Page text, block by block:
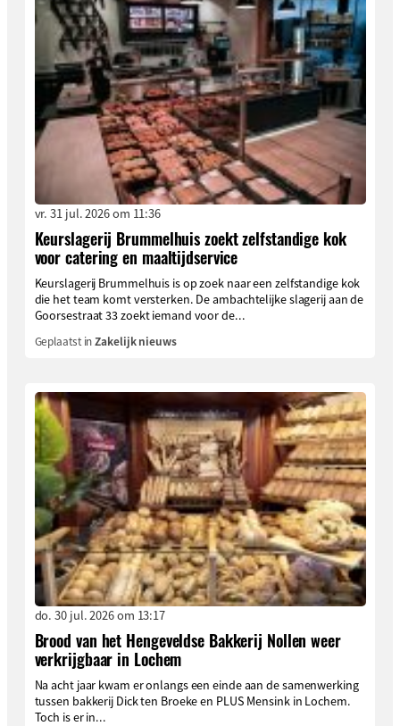
vr. 31 jul. 2026 om 11:36
Keurslagerij Brummelhuis zoekt zelfstandige kok
voor catering en maaltijdservice
Keurslagerij Brummelhuis is op zoek naar een zelfstandige kok
die het team komt versterken. De ambachtelijke slagerij aan de
Goorsestraat 33 zoekt iemand voor de...
Geplaatst inZakelijk nieuws
do. 30 jul. 2026 om 13:17
Brood van het Hengeveldse Bakkerij Nollen weer
verkrijgbaar in Lochem
Na acht jaar kwam er onlangs een einde aan de samenwerking
tussen bakkerij Dick ten Broeke en PLUS Mensink in Lochem.
Toch is er in...